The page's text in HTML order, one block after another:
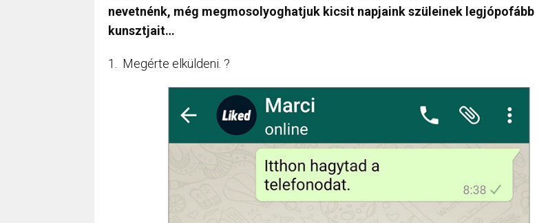
nevetnénk, még megmosolyoghatjuk kicsit napjaink szüleinek legjópofább
kunsztjait…
1. Megérte elküldeni. ?